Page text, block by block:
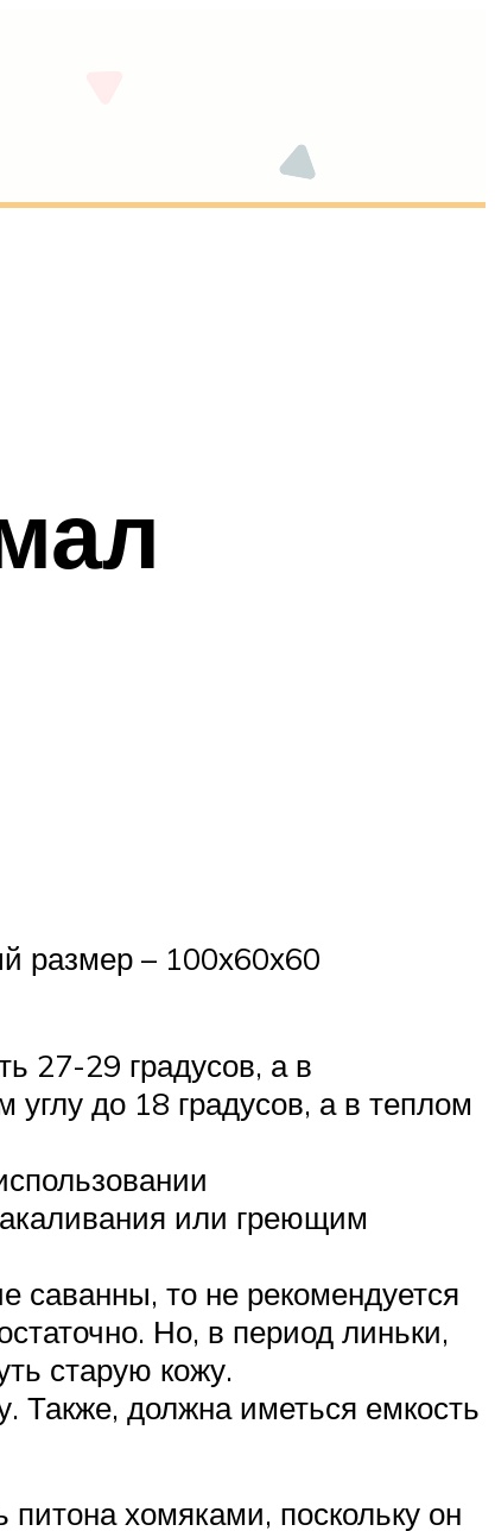
размер – 100х60х60
27-29 градусов, а в
до 18 градусов, а в теплом
или греющим
саванны, то не рекомендуется
Но, в период линьки,
старую кожу.
Также, должна иметься емкость
хомяками, поскольку он